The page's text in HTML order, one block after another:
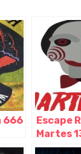
666
Escape
Martes